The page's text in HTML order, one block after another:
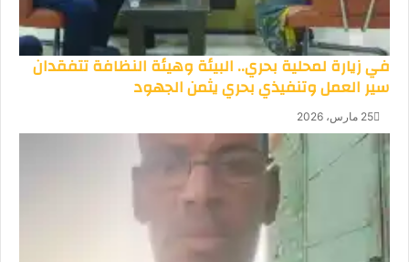
في زيارة لمحلية بحري.. البيئة وهيئة النظافة تتفقدان
سير العمل وتنفيذي بحري يثمن الجهود
25 مارس، 2026